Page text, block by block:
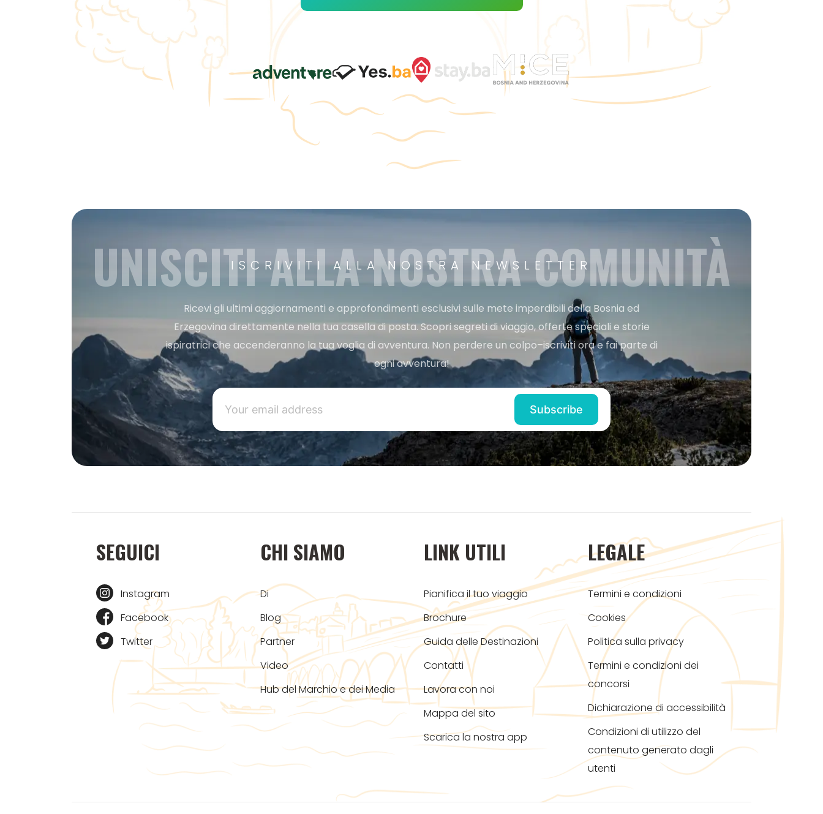
ISCRIVITI ALLA NOSTRA NEWSLETTER
UNISCITI ALLA NOSTRA COMUNITÀ
Ricevi gli ultimi aggiornamenti e approfondimenti esclusivi sulle mete imperdibili della Bosnia ed
Erzegovina direttamente nella tua casella di posta. Scopri segreti di viaggio, offerte speciali e storie
ispiratrici che accenderanno la tua voglia di avventura. Non perdere un colpo–iscriviti ora e fai parte di
ogni avventura!
SEGUICI
Instagram
Facebook
Twitter
CHI SIAMO
Di
Blog
Partner
Video
Hub del Marchio e dei Media
LINK UTILI
Pianifica il tuo viaggio
Brochure
Guida delle Destinazioni
Contatti
Lavora con noi
Mappa del sito
Scarica la nostra app
LEGALE
Termini e condizioni
Cookies
Politica sulla privacy
Termini e condizioni dei
concorsi
Dichiarazione di accessibilità
Condizioni di utilizzo del
contenuto generato dagli
utenti